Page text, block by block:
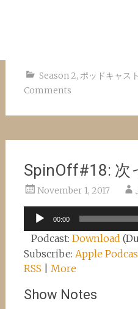
Season 2, ポッドキャスト
Comments
SpinOff#18: 次
November 1, 2017
Audio
Player
00:00
Podcast:Download
Subscribe: Apple
RSS
More
Show Notes